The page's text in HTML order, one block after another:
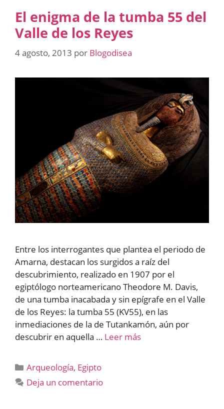
El enigma de la tumba 55 del
Valle de los Reyes
4 agosto, 2013 por Blogodisea
Entre los interrogantes que plantea el periodo de
Amarna, destacan los surgidos a raíz del
descubrimiento, realizado en 1907 por el
egiptólogo norteamericano Theodore M. Davis,
de una tumba inacabada y sin epígrafe en el Valle
de los Reyes: la tumba 55 (KV55), en las
inmediaciones de la de Tutankamón, aún por
descubrir en aquella … Leer más
Categorías
Arqueología, Egipto
Deja un comentario